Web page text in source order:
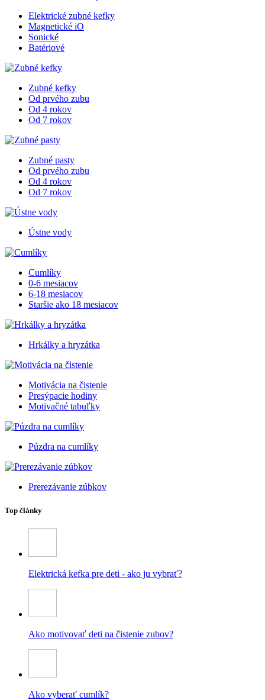
Elektrické zubné kefky
Magnetické iO
Sonické
Batériové
Zubné kefky
Od prvého zubu
Od 4 rokov
Od 7 rokov
Zubné pasty
Od prvého zubu
Od 4 rokov
Od 7 rokov
Ústne vody
Cumlíky
0-6 mesiacov
6-18 mesiacov
Staršie ako 18 mesiacov
Hrkálky a hryzátka
Motivácia na čistenie
Presýpacie hodiny
Motivačné tabuľky
Púzdra na cumlíky
Prerezávanie zúbkov
Top články
Elektrická kefka pre deti - ako ju vybrať?
Ako motivovať deti na čistenie zubov?
Ako vyberať cumlík?